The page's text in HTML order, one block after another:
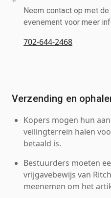
Neem contact op met
evenement voor meer
702-644-2468
Verzending en
Kopers mogen hun
veilingterrein halen
betaald is.
Bestuurders moeten
vrijgavebewijs van
meenemen om het